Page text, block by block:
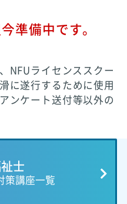
準備中です。
NFUライセンススクー
に遂行するために使用
ンケート送付等以外の
士
策講座一覧